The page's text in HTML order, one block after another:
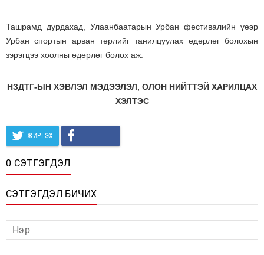
Ташрамд дурдахад, Улаанбаатарын Урбан фестивалийн үеэр
Урбан спортын арван төрлийг танилцуулах өдөрлөг болохын
зэрэгцээ хоолны өдөрлөг болох аж.
НЗДТГ-ЫН ХЭВЛЭЛ МЭДЭЭЛЭЛ, ОЛОН НИЙТТЭЙ ХАРИЛЦАХ
ХЭЛТЭС
ЖИРГЭХ
0 СЭТГЭГДЭЛ
СЭТГЭГДЭЛ БИЧИХ